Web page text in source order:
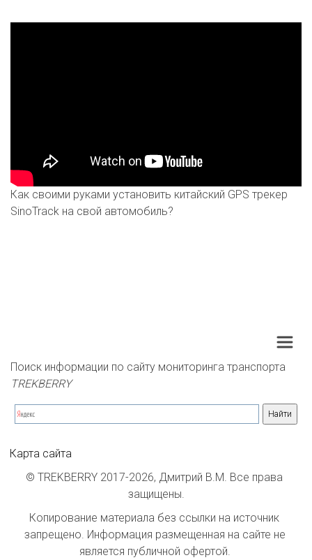
Как своими руками установить китайский GPS трекер
SinoTrack на свой автомобиль?
Поиск информации по сайту мониторинга транспорта
TREKBERRY
Карта сайта
© TREKBERRY 2017-2026, Дмитрий В.М. Все права
защищены.
Копирование материала без ссылки на источник
запрещено. Информация размещенная на сайте не
является публичной офертой.